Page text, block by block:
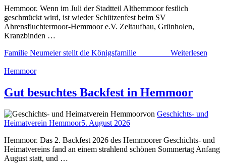
Hemmoor. Wenn im Juli der Stadtteil Althemmoor festlich
geschmückt wird, ist wieder Schützenfest beim SV
Ahrensfluchtermoor-Hemmoor e.V. Zeltaufbau, Grünholen,
Kranzbinden …
Familie Neumeier stellt die Königsfamilie
Weiterlesen
Hemmoor
Gut besuchtes Backfest in Hemmoor
von Geschichts- und
Heimatverein Hemmoor5. August 2026
Hemmoor. Das 2. Backfest 2026 des Hemmoorer Geschichts- und
Heimatvereins fand an einem strahlend schönen Sommertag Anfang
August statt, und …